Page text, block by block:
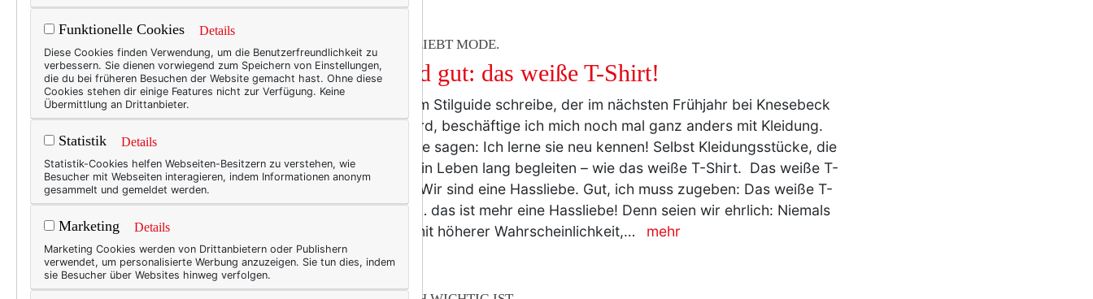
TEXTERELLA LIEBT MODE.
Schön und gut: das weiße T-Shirt!
Seit ich an dem Stilguide schreibe, der im nächsten Frühjahr bei Knesebeck
erscheinen wird, beschäftige ich mich noch mal ganz anders mit Kleidung.
Ja, man könnte sagen: Ich lerne sie neu kennen! Selbst Kleidungsstücke, die
mich bereits ein Leben lang begleiten – wie das weiße T-Shirt. Das weiße T-
Shirt und ich. Wir sind eine Hassliebe. Gut, ich muss zugeben: Das weiße T-
Shirt und ich … das ist mehr eine Hassliebe! Denn seien wir ehrlich: Niemals
kleckern wir mit höherer Wahrscheinlichkeit,…
mehr
Funktionelle Cookies Details
Diese Cookies finden Verwendung, um die Benutzerfreundlichkeit zu
verbessern. Sie dienen vorwiegend zum Speichern von Einstellungen,
die du bei früheren Besuchen der Website gemacht hast. Ohne diese
Cookies stehen dir einige Features nicht zur Verfügung. Keine
Übermittlung an Drittanbieter.
Statistik Details
Statistik-Cookies helfen Webseiten-Besitzern zu verstehen, wie
Besucher mit Webseiten interagieren, indem Informationen anonym
gesammelt und gemeldet werden.
Marketing Details
Marketing Cookies werden von Drittanbietern oder Publishern
verwendet, um personalisierte Werbung anzuzeigen. Sie tun dies, indem
sie Besucher über Websites hinweg verfolgen.